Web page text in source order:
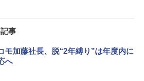
事
モ加藤社長、脱“2年縛り”は年度内に
へ